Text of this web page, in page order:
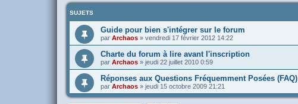
SUJETS
Guide pour bien s'intégrer sur le forum
par Archaos » vendredi 17 février 2012 14:22
Charte du forum à lire avant l'inscription
par Archaos » jeudi 22 juillet 2010 0:59
Réponses aux Questions Fréquemment Posées (FAQ)
par Archaos » jeudi 15 octobre 2009 21:21